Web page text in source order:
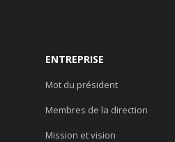
ENTREPRISE
Mot du président
Membres de la direction
Mission et vision